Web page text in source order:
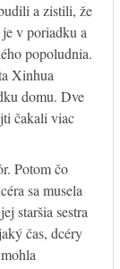
a zistili, že
v poriadku a
popoludnia.
Xinhua
domu. Dve
čakali viac
Potom čo
sa musela
staršia sestra
čas, dcéry